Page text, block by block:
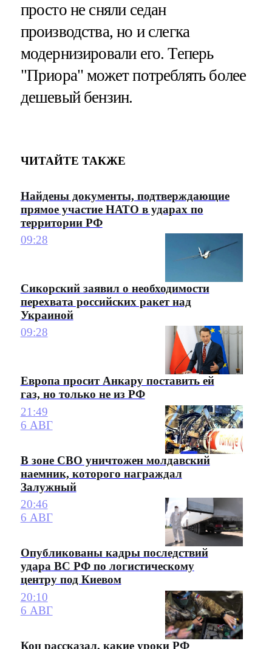
просто не сняли седан
производства, но и слегка
модернизировали его. Теперь
"Приора" может потреблять более
дешевый бензин.
ЧИТАЙТЕ ТАКЖЕ
Найдены документы, подтверждающие
прямое участие НАТО в ударах по
территории РФ
09:28
Сикорский заявил о необходимости
перехвата российских ракет над
Украиной
09:28
Европа просит Анкару поставить ей
газ, но только не из РФ
21:49
6 АВГ
В зоне СВО уничтожен молдавский
наемник, которого награждал
Залужный
20:46
6 АВГ
Опубликованы кадры последствий
удара ВС РФ по логистическому
центру под Киевом
20:10
6 АВГ
Коц рассказал, какие уроки РФ